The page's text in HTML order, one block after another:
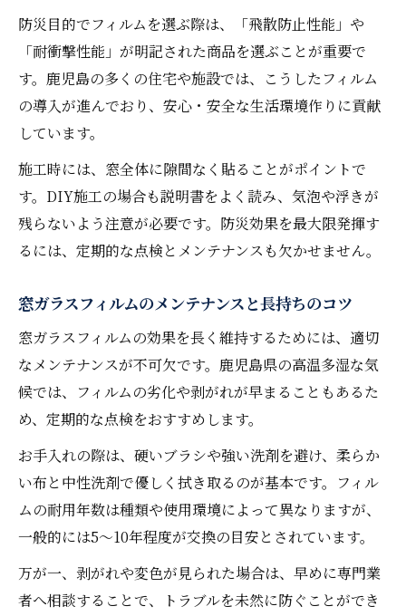
防災目的でフィルムを選ぶ際は、「飛散防止性能」や
「耐衝撃性能」が明記された商品を選ぶことが重要で
す。鹿児島の多くの住宅や施設では、こうしたフィルム
の導入が進んでおり、安心・安全な生活環境作りに貢献
しています。
施工時には、窓全体に隙間なく貼ることがポイントで
す。DIY施工の場合も説明書をよく読み、気泡や浮きが
残らないよう注意が必要です。防災効果を最大限発揮す
るには、定期的な点検とメンテナンスも欠かせません。
窓ガラスフィルムのメンテナンスと長持ちのコツ
窓ガラスフィルムの効果を長く維持するためには、適切
なメンテナンスが不可欠です。鹿児島県の高温多湿な気
候では、フィルムの劣化や剥がれが早まることもあるた
め、定期的な点検をおすすめします。
お手入れの際は、硬いブラシや強い洗剤を避け、柔らか
い布と中性洗剤で優しく拭き取るのが基本です。フィル
ムの耐用年数は種類や使用環境によって異なりますが、
一般的には5～10年程度が交換の目安とされています。
万が一、剥がれや変色が見られた場合は、早めに専門業
者へ相談することで、トラブルを未然に防ぐことができ